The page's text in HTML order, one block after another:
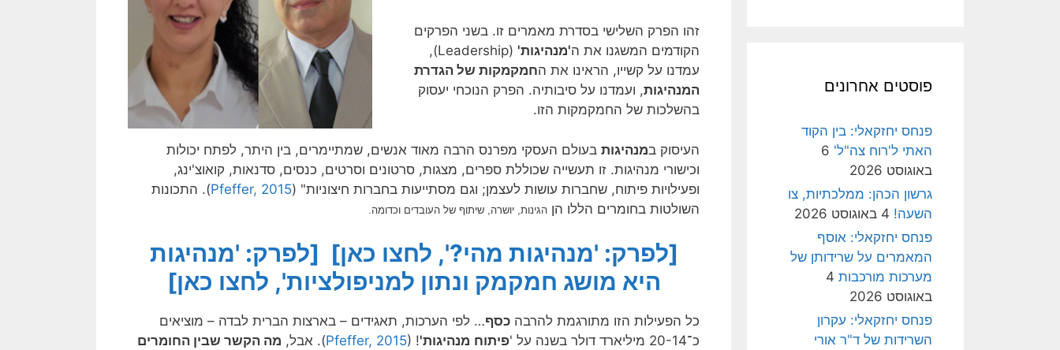
זהו הפרק השלישי בסדרת מאמרים זו. בשני הפרקים
הקודמים המשגנו את ה'מנהיגות'
(Leadership),
עמדנו על קשייו, הראינו את החמקמקות של הגדרת
המנהיגות, ועמדנו על סיבותיה. הפרק הנוכחי יעסוק
בהשלכות של החמקמקות הזו.
העיסוק במנהיגות בעולם העסקי מפרנס הרבה מאוד אנשים, שמתיימרים, בין היתר, לפתח יכולות
וכישורי מנהיגות. זו תעשייה שכוללת ספרים, מצגות, סרטונים וסרטים, כנסים, סדנאות, קואוצ'ינג,
ופעילויות פיתוח, שחברות עושות לעצמן; וגם מסתייעות בחברות חיצוניות" (Pfeffer, 2015). התכונות
השולטות בחומרים הללו הן הגינות, יושרה, שיתוף של העובדים וכדומה.
[לפרק: 'מנהיגות מהי?', לחצו כאן] [לפרק: 'מנהיגות
היא מושג חמקמק ונתון למניפולציות', לחצו כאן]
כל הפעילות הזו מתורגמת להרבה כסף… לפי הערכות, תאגידים – בארצות הברית לבדה – מוציאים
כ־20-14 מיליארד דולר בשנה על '
פיתוח מנהיגות'! (
Pfeffer, 2015). אבל, מה הקשר שבין החומרים
פוסטים אחרונים
פנחס יחזקאלי: בין הקוד
האתי ל'רוח צה"ל' 6
באוגוסט 2026
גרשון הכהן: ממלכתיות, צו
השעה! 4 באוגוסט 2026
פנחס יחזקאלי: אוסף
המאמרים על שרידותן של
מערכות מורכבות 4
באוגוסט 2026
פנחס יחזקאלי: עקרון
השרידות של ד"ר אורי